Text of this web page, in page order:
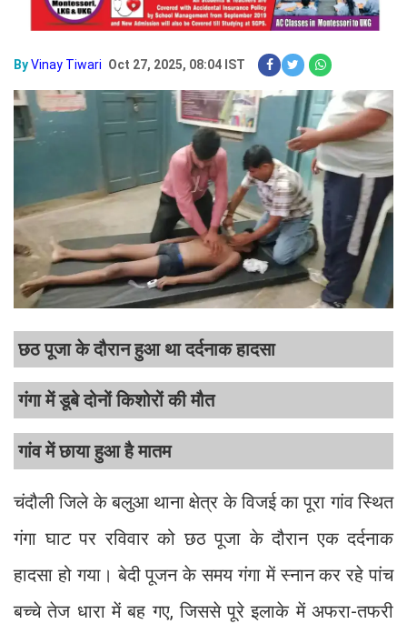
ByVinay Tiwari Oct 27, 2025, 08:04 IST
छठ पूजा के दौरान हुआ था दर्दनाक हादसा
गंगा में डूबे दोनों किशोरों की मौत
गांव में छाया हुआ है मातम
चंदौली जिले के बलुआ थाना क्षेत्र के विजई का पूरा गांव स्थित
गंगा घाट पर रविवार को छठ पूजा के दौरान एक दर्दनाक
हादसा हो गया। बेदी पूजन के समय गंगा में स्नान कर रहे पांच
बच्चे तेज धारा में बह गए, जिससे पूरे इलाके में अफरा-तफरी